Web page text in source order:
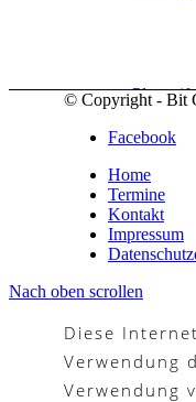
© Copyright - Bit
Facebook
Home
Termine
Kontakt
Impressum
Nach oben scrollen
Diese
Verwendung
Verwendung